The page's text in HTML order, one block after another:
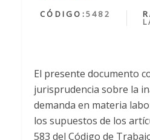
CÓDIGO:5482
El presente documento
jurisprudencia sobre la
demanda en materia
los supuestos de los
583 del Código de